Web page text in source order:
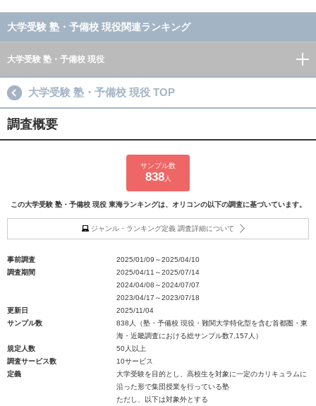
大学受験 塾・予備校 現役関連ランキング
大学受験 塾・予備校 現役
大学受験 塾・予備校 現役 TOP
調査概要
サンプル数
838人
この大学受験 塾・予備校 現役 東海ランキングは、オリコンの以下の調査に基づいています。
ジャンル・ランキング定義 調査詳細について
事前調査
2025/01/09～2025/04/10
調査期間
2025/04/11～2025/07/14
2024/04/08～2024/07/07
2023/04/17～2023/07/18
更新日
2025/11/04
サンプル数
838人（塾・予備校 現役・難関大学特化型を含む首都圏・東
海・近畿調査における総サンプル数7,157人）
規定人数
50人以上
調査サービス数
10サービス
定義
大学受験を目的とし、高校生を対象に一定のカリキュラムに
沿った形で集団授業を行っている塾
ただし、以下は対象外とする